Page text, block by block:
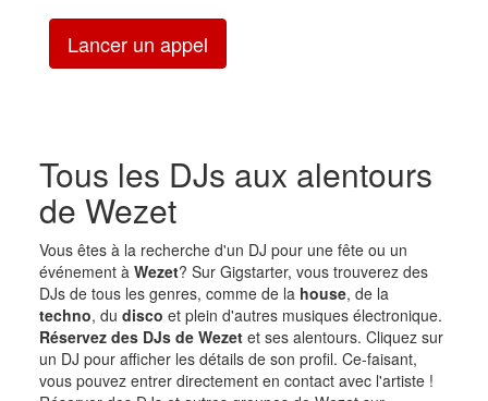
Lancer un appel
Tous les DJs aux alentours
de Wezet
Vous êtes à la recherche d'un DJ pour une fête ou un
événement à Wezet? Sur Gigstarter, vous trouverez des
DJs de tous les genres, comme de la house, de la
techno, du disco et plein d'autres musiques électronique.
Réservez des DJs de Wezetet ses alentours. Cliquez sur
un DJ pour afficher les détails de son profil. Ce-faisant,
vous pouvez entrer directement en contact avec l'artiste !